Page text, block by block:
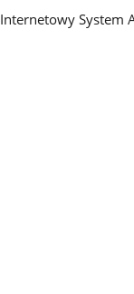
Internetowy System